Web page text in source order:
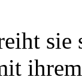
sie